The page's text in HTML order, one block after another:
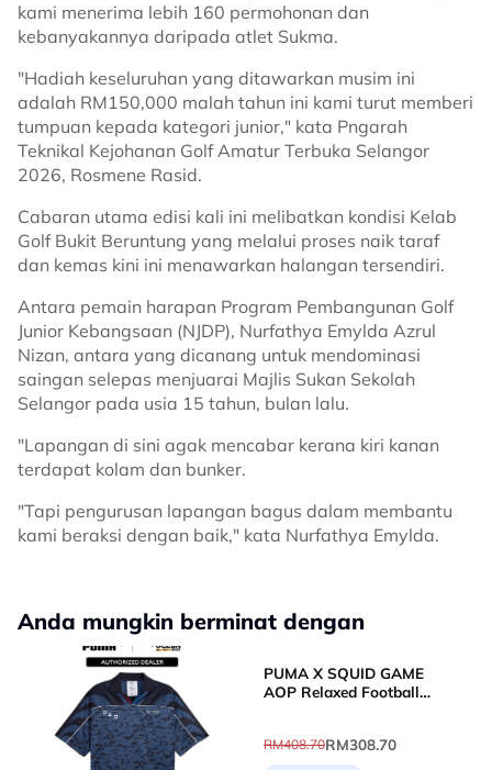
kami menerima lebih 160 permohonan dan
kebanyakannya daripada atlet Sukma.
"Hadiah keseluruhan yang ditawarkan musim ini
adalah RM150,000 malah tahun ini kami turut memberi
tumpuan kepada kategori junior," kata Pngarah
Teknikal Kejohanan Golf Amatur Terbuka Selangor
2026, Rosmene Rasid.
Cabaran utama edisi kali ini melibatkan kondisi Kelab
Golf Bukit Beruntung yang melalui proses naik taraf
dan kemas kini ini menawarkan halangan tersendiri.
Antara pemain harapan Program Pembangunan Golf
Junior Kebangsaan (NJDP), Nurfathya Emylda Azrul
Nizan, antara yang dicanang untuk mendominasi
saingan selepas menjuarai Majlis Sukan Sekolah
Selangor pada usia 15 tahun, bulan lalu.
"Lapangan di sini agak mencabar kerana kiri kanan
terdapat kolam dan bunker.
"Tapi pengurusan lapangan bagus dalam membantu
kami beraksi dengan baik," kata Nurfathya Emylda.
Anda mungkin berminat dengan
PUMA X SQUID GAME
AOP Relaxed Football
RM408.70RM308.70